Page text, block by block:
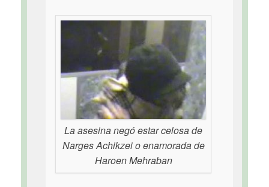
La asesina negó estar celosa de
Narges Achikzei o enamorada de
Haroen Mehraban